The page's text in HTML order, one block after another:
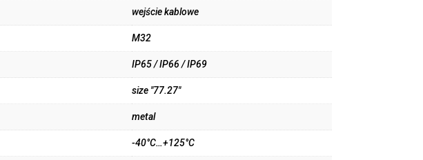
wejście kablowe
M32
IP65 / IP66 / IP69
size "77.27"
metal
-40°C…+125°C